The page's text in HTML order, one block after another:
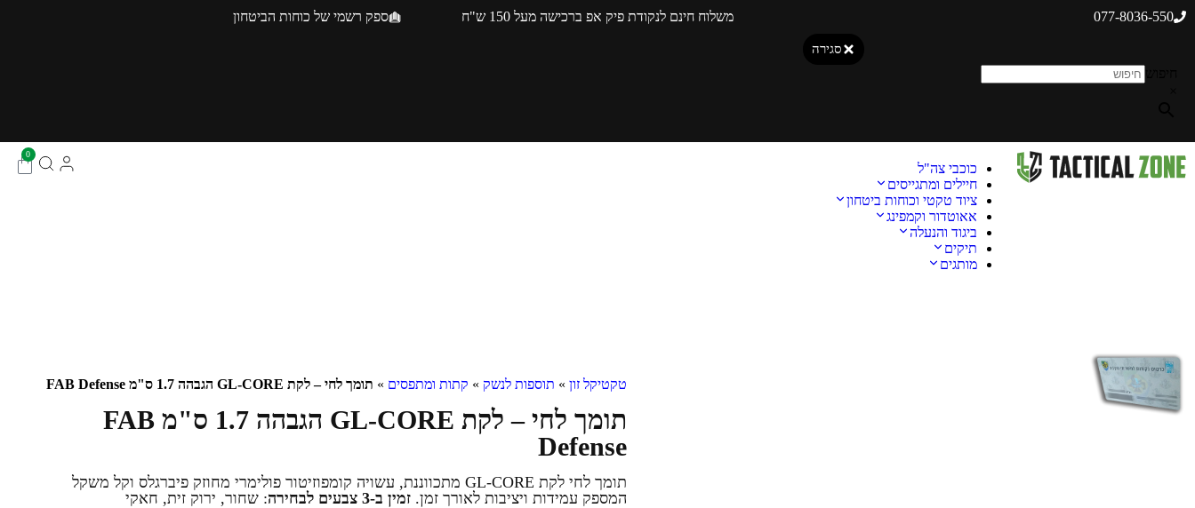
077-8036-550 משלוח חינם לנקודת פיק אפ ברכישה מעל 150 ש"ח ספק רשמי של כוחות הביטחון
סגירה
כוכבי צה"ל
חיילים ומתגייסים
ציוד טקטי וכוחות ביטחון
אאוטדור וקמפינג
ביגוד והנעלה
תיקים
מותגים
0
טקטיקל זון » תוספות לנשק » קתות ומתפסים » תומך לחי – לקת GL-CORE הגבהה 1.7 ס"מ FAB Defense
תומך לחי – לקת GL-CORE הגבהה 1.7 ס"מ FAB
Defense
תומך לחי לקת GL-CORE מתכווננת, עשויה קומפוזיטור פולימרי מחוזק פיברגלס וקל משקל
המספק עמידות ויציבות לאורך זמן. זמין ב-3 צבעים לבחירה : שחור, ירוק זית, חאקי